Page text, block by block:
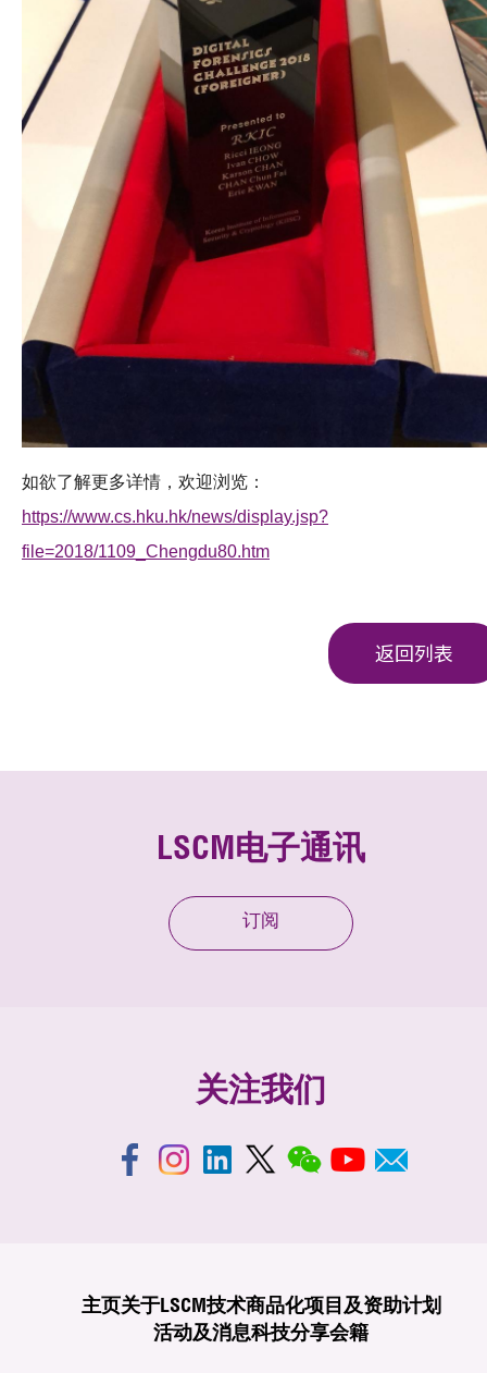
如欲了解更多详情，欢迎浏览：
https://www.cs.hku.hk/news/display.jsp?
file=2018/1109_Chengdu80.htm
返回列表
LSCM电子通讯
订阅
关注我们
主页关于LSCM技术商品化项目及资助计划
活动及消息科技分享会籍